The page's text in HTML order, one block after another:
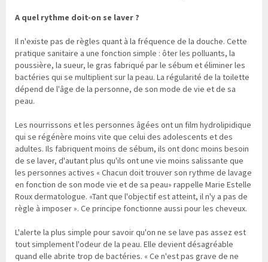
A quel rythme doit-on se laver ?
Il n'existe pas de règles quant à la fréquence de la douche. Cette
pratique sanitaire a une fonction simple : ôter les polluants, la
poussière, la sueur, le gras fabriqué par le sébum et éliminer les
bactéries qui se multiplient sur la peau. La régularité de la toilette
dépend de l'âge de la personne, de son mode de vie et de sa
peau.
Les nourrissons et les personnes âgées ont un film hydrolipidique
qui se régénère moins vite que celui des adolescents et des
adultes. Ils fabriquent moins de sébum, ils ont donc moins besoin
de se laver, d'autant plus qu'ils ont une vie moins salissante que
les personnes actives « Chacun doit trouver son rythme de lavage
en fonction de son mode vie et de sa peau» rappelle Marie Estelle
Roux dermatologue. «Tant que l'objectif est atteint, il n'y a pas de
règle à imposer ». Ce principe fonctionne aussi pour les cheveux.
L'alerte la plus simple pour savoir qu'on ne se lave pas assez est
tout simplement l'odeur de la peau. Elle devient désagréable
quand elle abrite trop de bactéries. « Ce n'est pas grave de ne